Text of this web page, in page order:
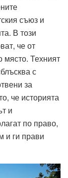
съюз и
В този
че от
място. Техният
с
за
че историята
и
по право,
и ги прави